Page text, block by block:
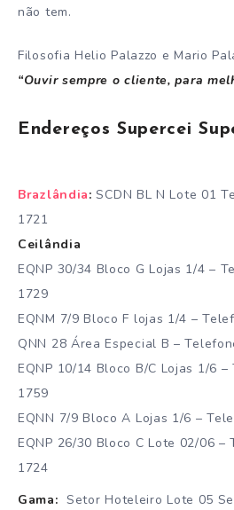
não tem.
Filosofia Helio Palazzo e Mario
“Ouvir sempre o cliente, para
Endereços Supercei
Brazlândia:SCDN BL N Lote 01
1721
Ceilândia
EQNP 30/34 Bloco G Lojas 1/4 –
1729
EQNM 7/9 Bloco F lojas 1/4 –
QNN 28 Área Especial B –
EQNP 10/14 Bloco B/C Lojas 1/6
1759
EQNN 7/9 Bloco A Lojas 1/6 –
EQNP 26/30 Bloco C Lote 02/06 –
1724
Gama: Setor Hoteleiro Lote 05